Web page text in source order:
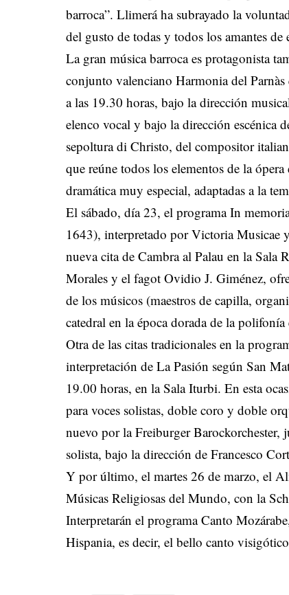
barroca”. Llimerá ha subrayado la
del gusto de todas y todos los amantes
La gran música barroca es protagonista
conjunto valenciano Harmonia del
a las 19.30 horas, bajo la dirección
elenco vocal y bajo la dirección escénica
sepoltura di Christo, del compositor
que reúne todos los elementos de la
dramática muy especial, adaptadas a la
El sábado, día 23, el programa In
1643), interpretado por Victoria Musicae
nueva cita de Cambra al Palau en la
Morales y el fagot Ovidio J. Giménez,
de los músicos (maestros de capilla,
catedral en la época dorada de la
Otra de las citas tradicionales en la
interpretación de La Pasión según San
19.00 horas, en la Sala Iturbi. En esta
para voces solistas, doble coro y doble
nuevo por la Freiburger
solista, bajo la dirección de Francesco
Y por último, el martes 26 de marzo, el
Músicas Religiosas del Mundo, con la
Interpretarán el programa Canto
Hispania, es decir, el bello canto